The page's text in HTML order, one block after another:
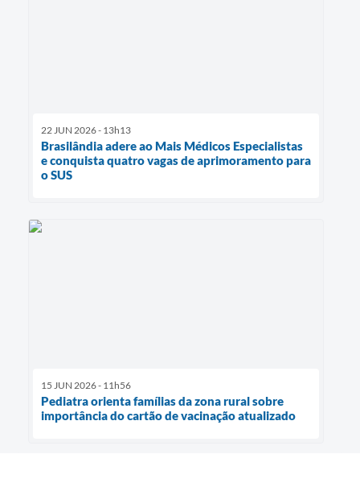
22 JUN 2026 - 13h13
Brasilândia adere ao Mais Médicos Especialistas
e conquista quatro vagas de aprimoramento para
o SUS
15 JUN 2026 - 11h56
Pediatra orienta famílias da zona rural sobre
importância do cartão de vacinação atualizado